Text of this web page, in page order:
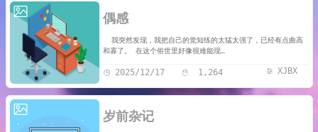
偶感
我突然发现，我把自己的觉知练的太猛太强了，已经有点曲高
和寡了。 在这个俗世里好像很难能现…
XJBX
2025/12/17 1,264
岁前杂记